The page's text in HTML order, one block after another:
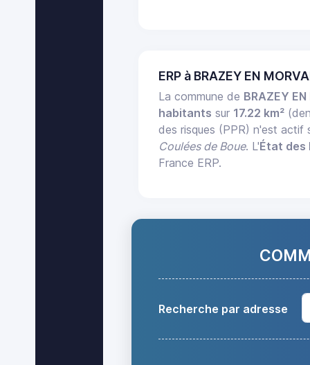
ERP à BRAZEY EN
La commune de BRAZEY EN
habitants sur 17.22 km²
des risques (PPR) n'est actif
Coulées de Boue. L'État des
France ERP.
Recherche par adresse